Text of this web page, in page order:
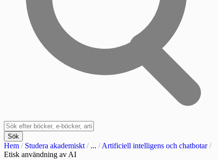
Sök
Hem / Studera akademiskt / ... /Artificiell intelligens och chatbotar /
Etisk användning av AI